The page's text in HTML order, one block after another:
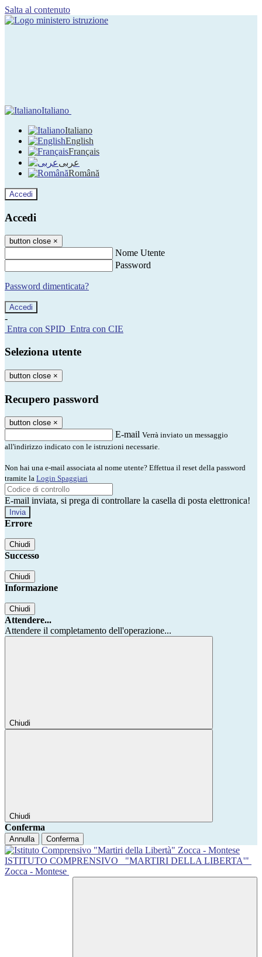
Salta al contenuto
Italiano
Italiano
English
Français
عربى
Română
Accedi
Accedi
button close ×
Nome Utente
Password
Password dimenticata?
-
Entra con SPID Entra con CIE
Seleziona utente
button close ×
Recupero password
button close ×
E-mail Verrà inviato un messaggio
all'indirizzo indicato con le istruzioni necessarie.
Non hai una e-mail associata al nome utente? Effettua il reset della password
tramite la Login Spaggiari
E-mail inviata, si prega di controllare la casella di posta elettronica!
Errore
Chiudi
Successo
Chiudi
Informazione
Chiudi
Attendere...
Attendere il completamento dell'operazione...
Chiudi
Chiudi
Conferma
Annulla Conferma
ISTITUTO COMPRENSIVO
"MARTIRI DELLA LIBERTA'"
Zocca - Montese